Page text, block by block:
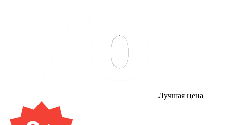
Лучшая цена